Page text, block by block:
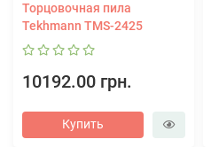
Торцовочная пила
Tekhmann TMS-2425
10192.00 грн.
Купить